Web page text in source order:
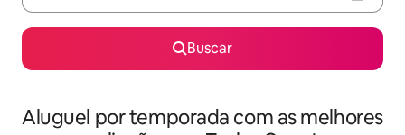
Buscar
Aluguel por temporada com as melhores